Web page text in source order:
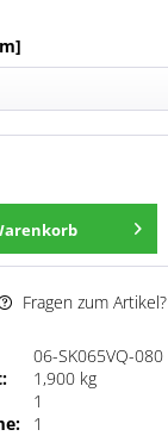
Fragen zum Artikel?
06-SK065VQ-080
1,900 kg
1
1